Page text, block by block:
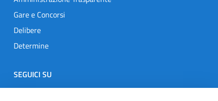
Gare e Concorsi
Delibere
Determine
SEGUICI SU
Designers Italia
TwitterInstagramYoutubeLinkedin